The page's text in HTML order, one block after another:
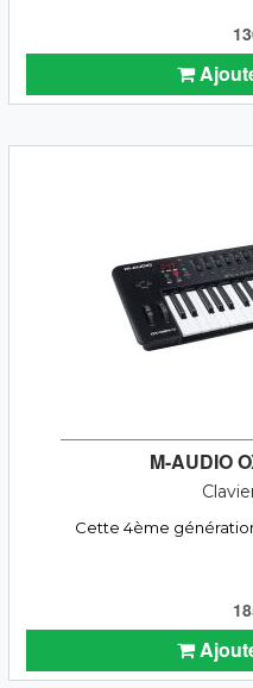
M-AUDIO
Cette 4ème